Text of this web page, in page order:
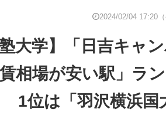
企業向けIT製品の総合サイト
2024/02/04 17:20（
塾大学】「日吉キャ
相場が安い駅」ラ
1位は「羽沢横浜国